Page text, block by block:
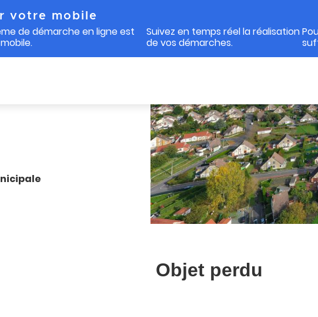
votre mobile
de démarche en ligne est
Suivez en temps réel la réalisation
de vos démarches.
Objet perdu